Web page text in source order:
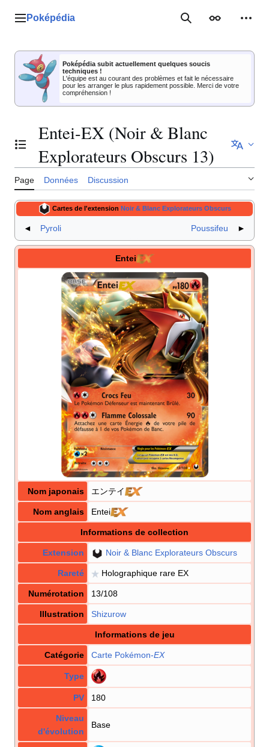
Menu principal
Poképédia RechercherApparence
Poképédia subit actuellement quelques soucis
techniques !
L'équipe est au courant des problèmes et fait le nécessaire
pour les arranger le plus rapidement possible. Merci de votre
compréhension !
Basculer la table des matières
Entei-EX (Noir & Blanc
Explorateurs Obscurs 13)
Page Données Discussion
Cartes de l'extension Noir & Blanc Explorateurs Obscurs
◄ Pyroli Poussifeu ►
Entei
Nom japonais エンテイ
Nom anglais Entei
Informations de collection
Extension Noir & Blanc Explorateurs Obscurs
Rareté Holographique rare EX
Numérotation 13/108
Illustration Shizurow
Informations de jeu
Catégorie Carte Pokémon-EX
Type
PV 180
Niveau
d'évolution
Base